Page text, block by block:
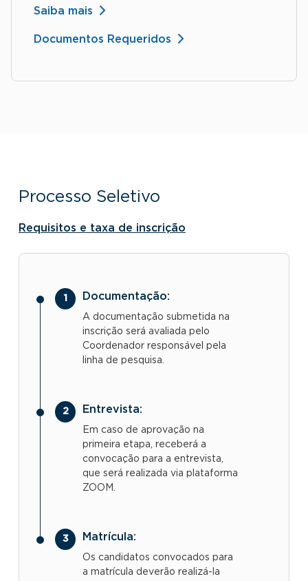
Saiba mais
Documentos Requeridos
Processo Seletivo
Requisitos e taxa de inscrição
Documentação:
A documentação submetida na
inscrição será avaliada pelo
Coordenador responsável pela
linha de pesquisa.
Entrevista:
Em caso de aprovação na
primeira etapa, receberá a
convocação para a entrevista,
que será realizada via plataforma
ZOOM.
Matrícula:
Os candidatos convocados para
a matrícula deverão realizá-la